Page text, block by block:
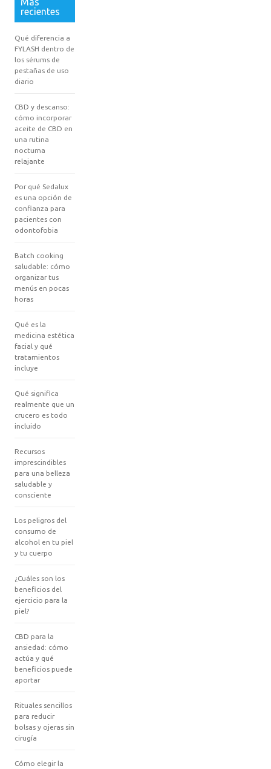
recientes
Qué diferencia a
FYLASH dentro de
los sérums de
pestañas de uso
diario
CBD y descanso:
cómo incorporar
aceite de CBD en
una rutina
nocturna
relajante
Por qué Sedalux
es una opción de
confianza para
pacientes con
odontofobia
Batch cooking
saludable: cómo
organizar tus
menús en pocas
horas
Qué es la
medicina estética
facial y qué
tratamientos
incluye
Qué significa
realmente que un
crucero es todo
incluido
Recursos
imprescindibles
para una belleza
saludable y
consciente
Los peligros del
consumo de
alcohol en tu piel
y tu cuerpo
¿Cuáles son los
beneficios del
ejercicio para la
piel?
CBD para la
ansiedad: cómo
actúa y qué
beneficios puede
aportar
Rituales sencillos
para reducir
bolsas y ojeras sin
cirugía
Cómo elegir la